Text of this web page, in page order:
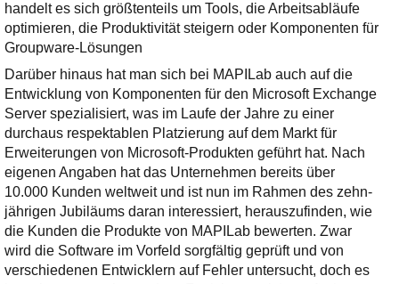
handelt es sich größtenteils um Tools, die Arbeitsabläufe
optimieren, die Produktivität steigern oder Komponenten für
Groupware-Lösungen
Darüber hinaus hat man sich bei MAPILab auch auf die
Entwicklung von Komponenten für den Microsoft Exchange
Server spezialisiert, was im Laufe der Jahre zu einer
durchaus respektablen Platzierung auf dem Markt für
Erweiterungen von Microsoft-Produkten geführt hat. Nach
eigenen Angaben hat das Unternehmen bereits über
10.000 Kunden weltweit und ist nun im Rahmen des zehn-
jährigen Jubiläums daran interessiert, herauszufinden, wie
die Kunden die Produkte von MAPILab bewerten. Zwar
wird die Software im Vorfeld sorgfältig geprüft und von
verschiedenen Entwicklern auf Fehler untersucht, doch es
E-Mail
E-Mail bestätigen